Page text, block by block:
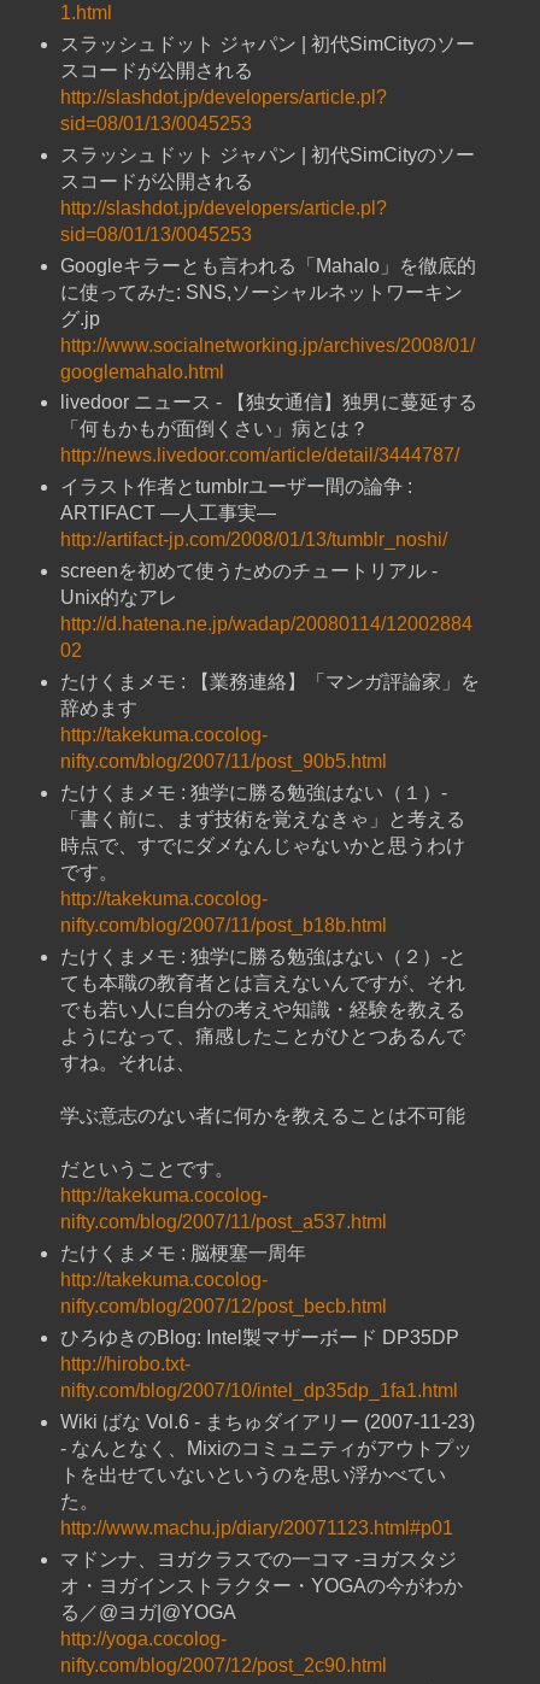
1.html
スラッシュドット ジャパン | 初代SimCityのソー
スコードが公開される
http://slashdot.jp/developers/article.pl?
sid=08/01/13/0045253
スラッシュドット ジャパン | 初代SimCityのソー
スコードが公開される
http://slashdot.jp/developers/article.pl?
sid=08/01/13/0045253
Googleキラーとも言われる「Mahalo」を徹底的
に使ってみた: SNS,ソーシャルネットワーキン
グ.jp
http://www.socialnetworking.jp/archives/2008/01/
googlemahalo.html
livedoor ニュース - 【独女通信】独男に蔓延する
「何もかもが面倒くさい」病とは？
http://news.livedoor.com/article/detail/3444787/
イラスト作者とtumblrユーザー間の論争 :
ARTIFACT ―人工事実―
http://artifact-jp.com/2008/01/13/tumblr_noshi/
screenを初めて使うためのチュートリアル -
Unix的なアレ
http://d.hatena.ne.jp/wadap/20080114/12002884
02
たけくまメモ : 【業務連絡】「マンガ評論家」を
辞めます
http://takekuma.cocolog-
nifty.com/blog/2007/11/post_90b5.html
たけくまメモ : 独学に勝る勉強はない（１）-
「書く前に、まず技術を覚えなきゃ」と考える
時点で、すでにダメなんじゃないかと思うわけ
です。
http://takekuma.cocolog-
nifty.com/blog/2007/11/post_b18b.html
たけくまメモ : 独学に勝る勉強はない（２）-と
ても本職の教育者とは言えないんですが、それ
でも若い人に自分の考えや知識・経験を教える
ようになって、痛感したことがひとつあるんで
すね。それは、
学ぶ意志のない者に何かを教えることは不可能
だということです。
http://takekuma.cocolog-
nifty.com/blog/2007/11/post_a537.html
たけくまメモ : 脳梗塞一周年
http://takekuma.cocolog-
nifty.com/blog/2007/12/post_becb.html
ひろゆきのBlog: Intel製マザーボード DP35DP
http://hirobo.txt-
nifty.com/blog/2007/10/intel_dp35dp_1fa1.html
Wiki ばな Vol.6 - まちゅダイアリー (2007-11-23)
- なんとなく、Mixiのコミュニティがアウトプッ
トを出せていないというのを思い浮かべてい
た。
http://www.machu.jp/diary/20071123.html#p01
マドンナ、ヨガクラスでの一コマ -ヨガスタジ
オ・ヨガインストラクター・YOGAの今がわか
る／@ヨガ|@YOGA
http://yoga.cocolog-
nifty.com/blog/2007/12/post_2c90.html